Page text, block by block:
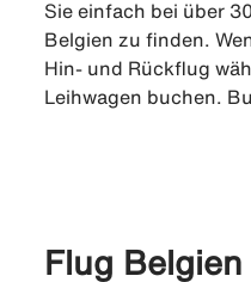
Sie einfach bei über
Belgien zu finden.
Hin- und Rückflug
Leihwagen buchen.
Flug Belgien